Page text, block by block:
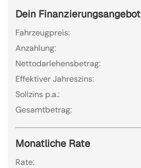
Dein Finanzierungsangebot
Fahrzeugpreis:
Anzahlung:
Nettodarlehensbetrag:
Effektiver Jahreszins:
Sollzins p.a.:
Gesamtbetrag:
Monatliche Rate
Rate: